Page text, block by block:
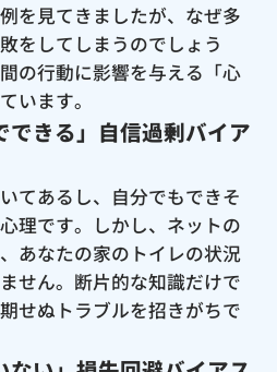
を見てきましたが、なぜ多
をしてしまうのでしょう
の行動に影響を与える「心
います。
できる」自信過剰バイア
てあるし、自分でもできそ
理です。しかし、ネットの
あなたの家のトイレの状況
せん。断片的な知識だけで
せぬトラブルを招きがちで